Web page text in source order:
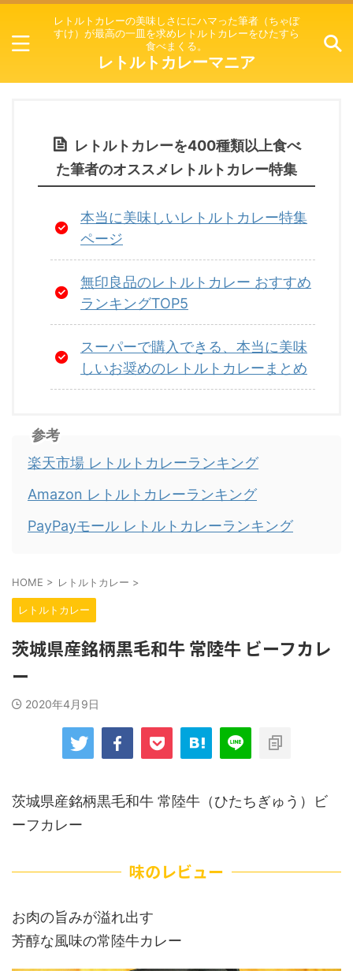
レトルトカレーの美味しさににハマった筆者（ちゃぼ
すけ）が最高の一皿を求めレトルトカレーをひたすら
食べまくる。
レトルトカレーマニア
レトルトカレーを400種類以上食べ
た筆者のオススメレトルトカレー特集
本当に美味しいレトルトカレー特集
ページ
無印良品のレトルトカレー おすすめ
ランキングTOP5
スーパーで購入できる、本当に美味
しいお奨めのレトルトカレーまとめ
参考
楽天市場 レトルトカレーランキング
Amazon レトルトカレーランキング
PayPayモール レトルトカレーランキング
HOME > レトルトカレー >
レトルトカレー
茨城県産銘柄黒毛和牛 常陸牛 ビーフカレ
ー
2020年4月9日
茨城県産銘柄黒毛和牛 常陸牛（ひたちぎゅう）ビ
ーフカレー
味のレビュー
お肉の旨みが溢れ出す
芳醇な風味の常陸牛カレー